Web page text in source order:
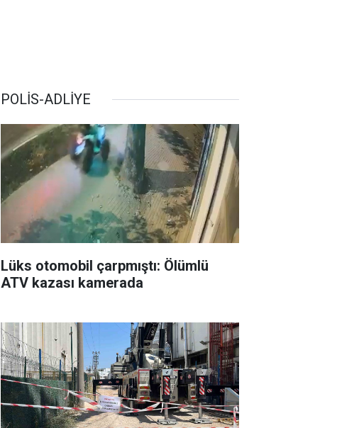
POLİS-ADLİYE
Lüks otomobil çarpmıştı: Ölümlü
ATV kazası kamerada